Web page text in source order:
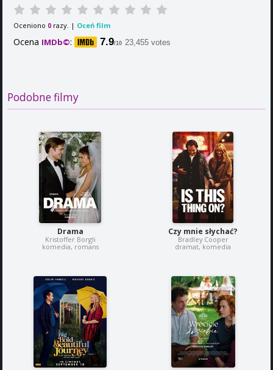
Oceniono 0 razy. | Oceń film
Ocena IMDb©: 7.9/10 23,455 votes
Podobne filmy
Drama
Kristoffer Borgli
komedia, romans
Czy mnie słychać?
Bradley Cooper
dramat, komedia